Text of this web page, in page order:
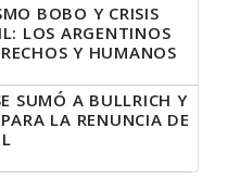
BOBO Y CRISIS
LOS ARGENTINOS
Y HUMANOS
SUMÓ A BULLRICH Y
LA RENUNCIA DE